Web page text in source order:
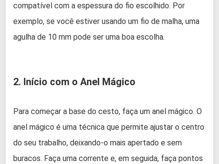
compatível com a espessura do fio escolhido. Por
exemplo, se você estiver usando um fio de malha, uma
agulha de 10 mm pode ser uma boa escolha.
2. Início com o Anel Mágico
Para começar a base do cesto, faça um anel mágico. O
anel mágico é uma técnica que permite ajustar o centro
do seu trabalho, deixando-o mais apertado e sem
buracos. Faça uma corrente e, em seguida, faça pontos